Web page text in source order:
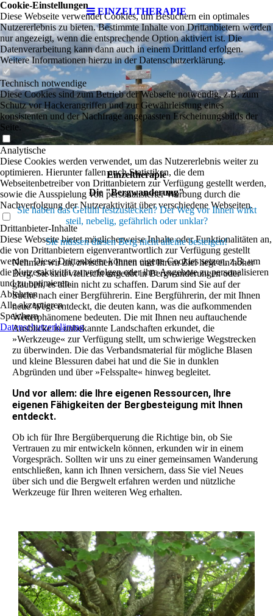
EINZELTHERAPIE
Einzeltherapie
Die "Bergwanderung"
Sie haben das Gefühl festzustecken? Der Weg vor Ihnen wirkt
steil, nebelig, gefährlich oder unklar?
Sie müssen diesen Berg nicht alleine besteigen!
Nehmen wir an, zwischen Ihnen und Ihrem Ziel liegt ein hoher
Berg. Sie sind vielleicht ungeübt in Bergwanderungen oder
glauben, es allein nicht zu schaffen. Darum sind Sie auf der
Suche nach einer Bergführerin. Eine Bergführerin, der mit Ihnen
neue Wege entdeckt, die deuten kann, was die aufkommenden
Wetterphänomene bedeuten. Die mit Ihnen neu auftauchende
Ausblicke in unbekannte Landschaften erkundet, die
»Werkzeuge« zur Verfügung stellt, um schwierige Wegstrecken
zu überwinden. Die das Verbandsmaterial für mögliche Blasen
und kleine Blessuren dabei hat und die Sie in dunklen
Abgründen und über »Felsspalte« hinweg begleitet.
Und vor allem: die Ihre eigenen Ressourcen, Ihre
eigenen Fähigkeiten der Bergbesteigung mit Ihnen
entdeckt.
Ob ich für Ihre Bergüberquerung die Richtige bin, ob Sie
Vertrauen zu mir entwickeln können, erkunden wir in einem
Vorgespräch. Sollten wir uns zu einer gemeinsamen Wanderung
entschließen, kann ich Ihnen versichern, dass Sie viel Neues
über sich und die Bergwelt erfahren werden und nützliche
Werkzeuge für Ihren weiteren Weg erhalten.
Cookie-Einstellungen
Diese Webseite verwendet Cookies, um Besuchern ein optimales
Nutzererlebnis zu bieten. Bestimmte Inhalte von Drittanbietern werden
nur angezeigt, wenn die entsprechende Option aktiviert ist. Die
Datenverarbeitung kann dann auch in einem Drittland erfolgen.
Weitere Informationen hierzu in der Datenschutzerklärung.
Technisch notwendige
Diese Cookies sind zum Betrieb der Webseite notwendig, z.B. zum
Schutz vor Hackerangriffen und zur Gewährleistung eines
konsistenten und der Nachfrage angepassten Erscheinungsbilds der
Seite.
Analytische
Diese Cookies werden verwendet, um das Nutzererlebnis weiter zu
optimieren. Hierunter fallen auch Statistiken, die dem
Webseitenbetreiber von Drittanbietern zur Verfügung gestellt werden,
sowie die Ausspielung von personalisierter Werbung durch die
Nachverfolgung der Nutzeraktivität über verschiedene Webseiten.
Drittanbieter-Inhalte
Diese Webseite bietet möglicherweise Inhalte oder Funktionalitäten an,
die von Drittanbietern eigenverantwortlich zur Verfügung gestellt
werden. Diese Drittanbieter können eigene Cookies setzen, z.B. um
die Nutzeraktivität zu verfolgen oder ihre Angebote zu personalisieren
und zu optimieren.
Ablehnen
Alle akzeptieren
Speichern
Datenschutzerklärung